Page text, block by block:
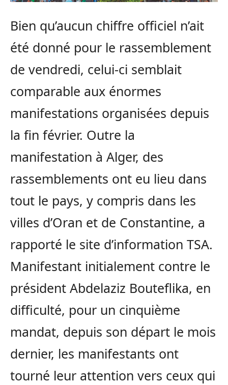
Bien qu’aucun chiffre officiel n’ait
été donné pour le rassemblement
de vendredi, celui-ci semblait
comparable aux énormes
manifestations organisées depuis
la fin février. Outre la
manifestation à Alger, des
rassemblements ont eu lieu dans
tout le pays, y compris dans les
villes d’Oran et de Constantine, a
rapporté le site d’information TSA.
Manifestant initialement contre le
président Abdelaziz Bouteflika, en
difficulté, pour un cinquième
mandat, depuis son départ le mois
dernier, les manifestants ont
tourné leur attention vers ceux qui